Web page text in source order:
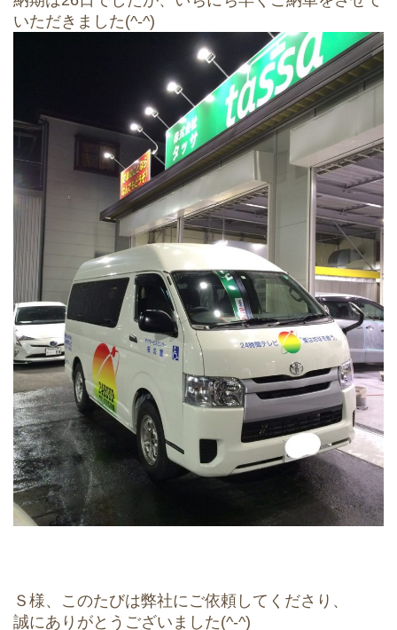
いただきました(^-^)
Ｓ様、このたびは弊社にご依頼してくださり、
誠にありがとうございました(^-^)